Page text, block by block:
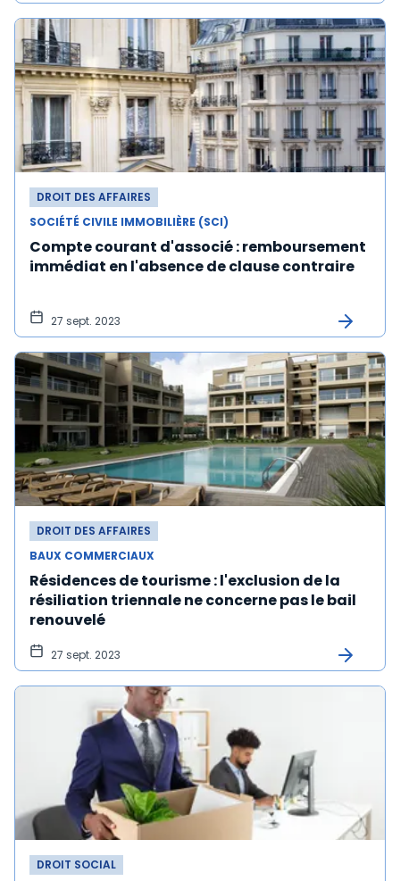
DROIT DES AFFAIRES
SOCIÉTÉ CIVILE IMMOBILIÈRE (SCI)
Compte courant d'associé : remboursement
immédiat en l'absence de clause contraire
27 sept. 2023
DROIT DES AFFAIRES
BAUX COMMERCIAUX
Résidences de tourisme : l'exclusion de la
résiliation triennale ne concerne pas le bail
renouvelé
27 sept. 2023
DROIT SOCIAL